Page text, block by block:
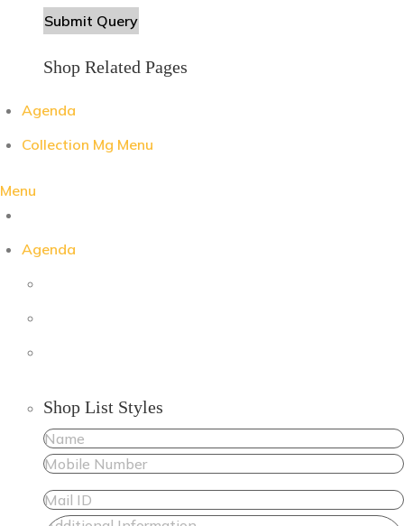
Shop Related Pages
Agenda
Collection Mg Menu
Menu
Agenda
Shop List Styles